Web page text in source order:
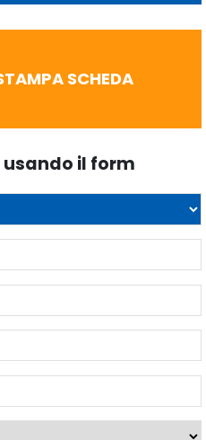
SCHEDA
il form